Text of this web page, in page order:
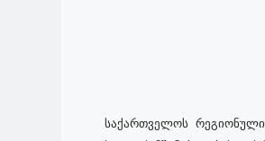
საქართველოს რეგიონული